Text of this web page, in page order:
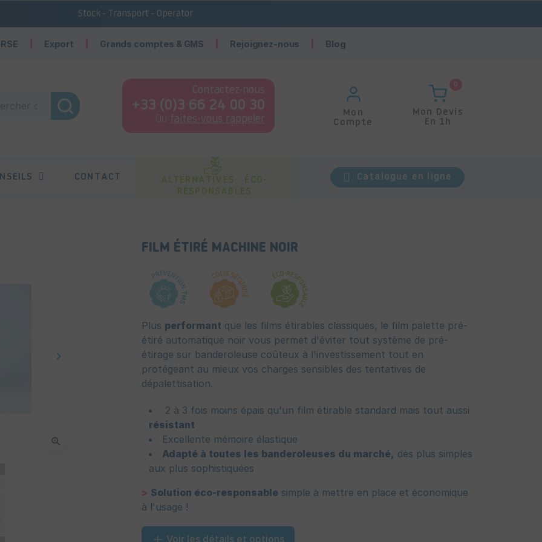
Stock - Transport - Operator
Export Grands comptes & GMS Rejoignez-nous Blog
Contactez-nous
+33 (0)3 66 24 00 30
Ou faites-vous rappeler
Mon
Compte
0
Mon Devis
En 1h
CONTACT
ALTERNATIVES ÉCO-
RÉSPONSABLES
Catalogue en ligne
Suivant
keyboard_arrow_right
zoom_in
FILM ÉTIRÉ MACHINE NOIR
Plus performant que les films étirables classiques, le film palette pré-
étiré automatique noir vous permet d'éviter tout système de pré-
étirage sur banderoleuse coûteux à l'investissement tout en
protégeant au mieux vos charges sensibles des tentatives de
dépalettisation.
2 à 3 fois moins épais qu'un film étirable standard mais tout aussi
résistant
Excellente mémoire élastique
Adapté à toutes les banderoleuses du marché, des plus simples
aux plus sophistiquées
> Solution éco-responsable simple à mettre en place et économique
à l'usage !
Voir les détails et options